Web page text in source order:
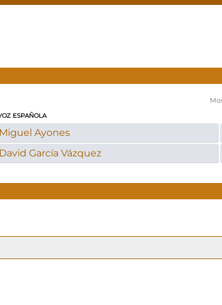
ESPAÑOLA
Miguel Ayones
David García Vázquez